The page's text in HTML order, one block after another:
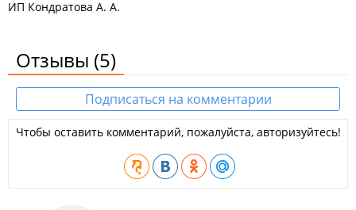
ИП Кондратова А. А.
Отзывы (5)
Подписаться на комментарии
Чтобы оставить комментарий, пожалуйста, авторизуйтесь!